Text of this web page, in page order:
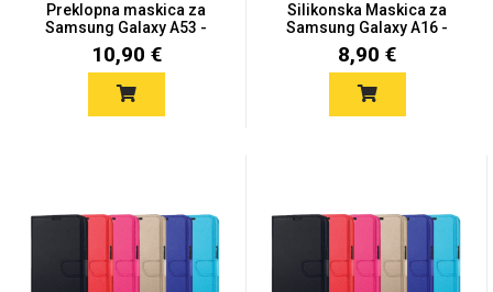
Preklopna maskica za
Samsung Galaxy A53 -
Više...
10,90 €
Silikonska Maskica za
Samsung Galaxy A16 -
Viš...
8,90 €